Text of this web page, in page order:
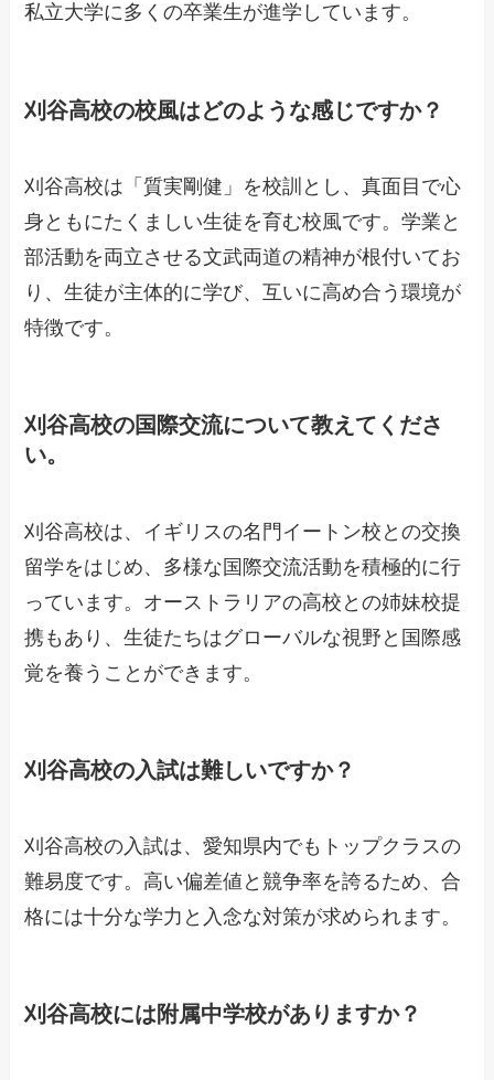
私立大学に多くの卒業生が進学しています。
刈谷高校の校風はどのような感じですか？
刈谷高校は「質実剛健」を校訓とし、真面目で心
身ともにたくましい生徒を育む校風です。学業と
部活動を両立させる文武両道の精神が根付いてお
り、生徒が主体的に学び、互いに高め合う環境が
特徴です。
刈谷高校の国際交流について教えてくださ
い。
刈谷高校は、イギリスの名門イートン校との交換
留学をはじめ、多様な国際交流活動を積極的に行
っています。オーストラリアの高校との姉妹校提
携もあり、生徒たちはグローバルな視野と国際感
覚を養うことができます。
刈谷高校の入試は難しいですか？
刈谷高校の入試は、愛知県内でもトップクラスの
難易度です。高い偏差値と競争率を誇るため、合
格には十分な学力と入念な対策が求められます。
刈谷高校には附属中学校がありますか？